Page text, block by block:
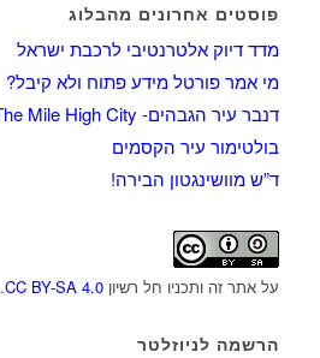
פוסטים אחרונים מהבלוג
מדד דיוק אלטרנטיבי לרכבת ישראל
מי אמר פורטל מידע פתוח ולא קיבל?
דנבר עיר הגבהים- The Mile High City
בולטימור עיר הקסמים
ד”ש מוושינגטון הבירה!
על אתר זה ותכניו חל רשיון CC BY-SA 4.0
.
הרשמה לניוזלטר